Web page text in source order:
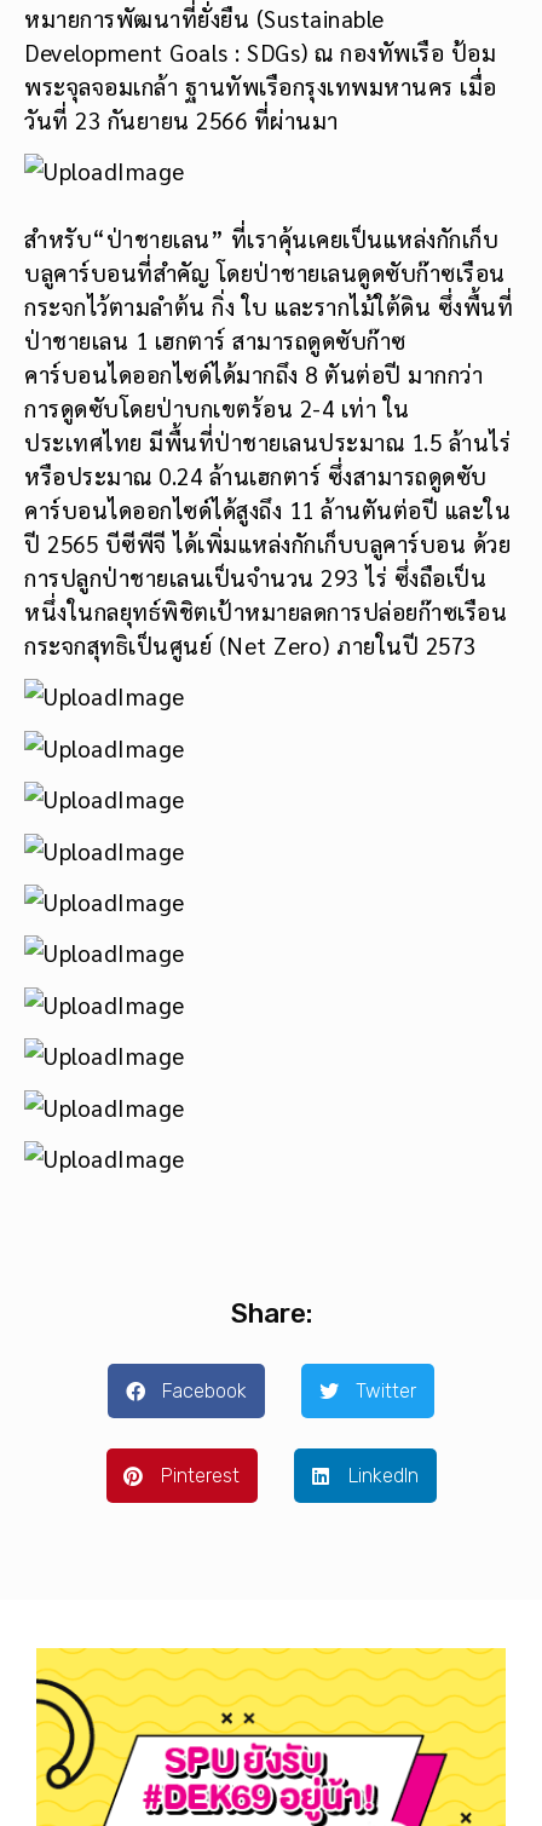
หมายการพัฒนาที่ยั่งยืน (Sustainable
Development Goals : SDGs) ณ กองทัพเรือ ป้อม
พระจุลจอมเกล้า ฐานทัพเรือกรุงเทพมหานคร เมื่อ
วันที่ 23 กันยายน 2566 ที่ผ่านมา
สำหรับ“ป่าชายเลน” ที่เราคุ้นเคยเป็นแหล่งกักเก็บ
บลูคาร์บอนที่สำคัญ โดยป่าชายเลนดูดซับก๊าซเรือน
กระจกไว้ตามลำต้น กิ่ง ใบ และรากไม้ใต้ดิน ซึ่งพื้นที่
ป่าชายเลน 1 เฮกตาร์ สามารถดูดซับก๊าซ
คาร์บอนไดออกไซด์ได้มากถึง 8 ตันต่อปี มากกว่า
การดูดซับโดยป่าบกเขตร้อน 2-4 เท่า ใน
ประเทศไทย มีพื้นที่ป่าชายเลนประมาณ 1.5 ล้านไร่
หรือประมาณ 0.24 ล้านเฮกตาร์ ซึ่งสามารถดูดซับ
คาร์บอนไดออกไซด์ได้สูงถึง 11 ล้านตันต่อปี และใน
ปี 2565 บีซีพีจี ได้เพิ่มแหล่งกักเก็บบลูคาร์บอน ด้วย
การปลูกป่าชายเลนเป็นจำนวน 293 ไร่ ซึ่งถือเป็น
หนึ่งในกลยุทธ์พิชิตเป้าหมายลดการปล่อยก๊าซเรือน
กระจกสุทธิเป็นศูนย์ (Net Zero) ภายในปี 2573
Share:
Facebook Twitter
Pinterest LinkedIn